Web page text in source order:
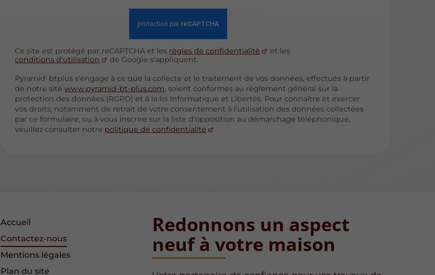
Ce site est protégé par reCAPTCHA et les règles de confidentialité
et les
conditions d'utilisation
de Google s'appliquent.
Pyramid' btplus s'engage à ce que la collecte et le traitement de vos données, effectués à partir
de notre sitewww.pyramid-bt-plus.com, soient conformes au règlement général sur la
protection des données (RGPD) et à la loi Informatique et Libertés. Pour connaître et exercer
vos droits, notamment de retrait de votre consentement à l'utilisation des données collectées
par ce formulaire, ou à vous inscrire sur la liste d'opposition au démarchage téléphonique,
veuillez consulter notre politique de confidentialité
Accueil
Contactez-nous
Mentions légales
Plan du site
Redonnons un aspect
neuf à votre maison